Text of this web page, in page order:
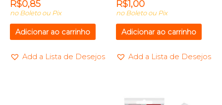
R$0,85
no Boleto ou Pix
Adicionar ao carrinho
Add a Lista de Desejos
R$1,00
no Boleto ou Pix
Adicionar ao carrinho
Add a Lista de Desejos